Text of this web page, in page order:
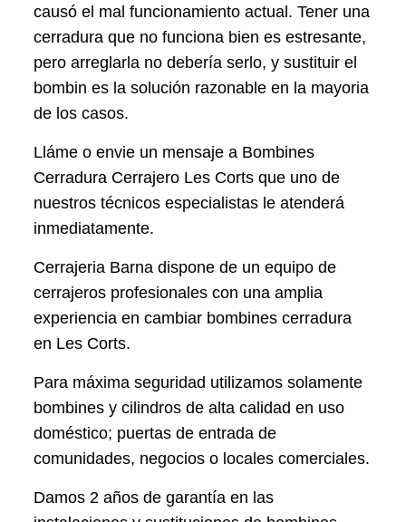
causó el mal funcionamiento actual. Tener una
cerradura que no funciona bien es estresante,
pero arreglarla no debería serlo, y sustituir el
bombin es la solución razonable en la mayoria
de los casos.
Lláme o envie un mensaje a Bombines
Cerradura Cerrajero Les Corts que uno de
nuestros técnicos especialistas le atenderá
inmediatamente.
Cerrajeria Barna dispone de un equipo de
cerrajeros profesionales con una amplia
experiencia en cambiar bombines cerradura
en Les Corts.
Para máxima seguridad utilizamos solamente
bombines y cilindros de alta calidad en uso
doméstico; puertas de entrada de
comunidades, negocios o locales comerciales.
Damos 2 años de garantía en las